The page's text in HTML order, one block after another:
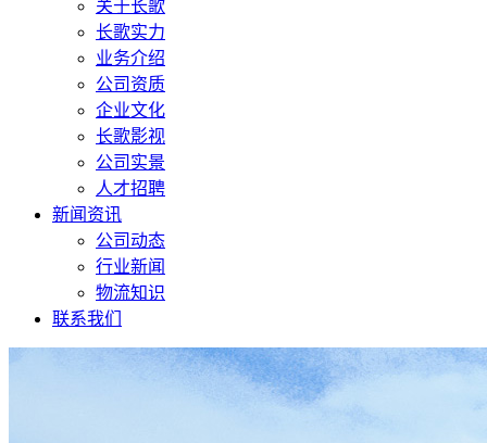
关于长歌
长歌实力
业务介绍
公司资质
企业文化
长歌影视
公司实景
人才招聘
新闻资讯
公司动态
行业新闻
物流知识
联系我们